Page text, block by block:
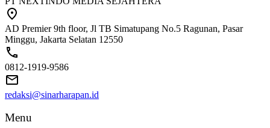
AD Premier 9th floor, Jl TB Simatupang No.5 Ragunan, Pasar
Minggu, Jakarta Selatan 12550
0812-1919-9586
redaksi@sinarharapan.id
Menu